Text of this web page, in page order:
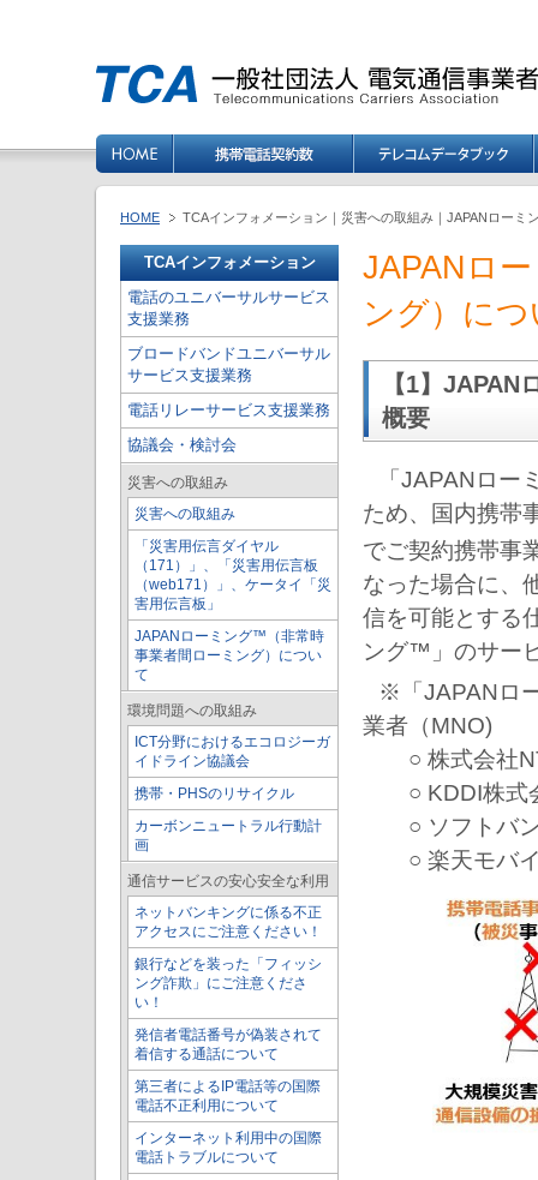
HOME TCAインフォメーション｜災害への取組み｜JAPANロー
JAPANロ
ング）に
【1】
概要
「JAPANロ
ため、国内携帯
でご契約携帯事
なった場合に、
信を可能とする
ング™」のサー
※「JAPANロ
業者（MNO)
○ 株式会社
○ KDDI株式会
○ ソフトバン
○ 楽天モバイ
TCAインフォメーション
電話のユニバーサルサービス
支援業務
ブロードバンドユニバーサル
サービス支援業務
電話リレーサービス支援業務
協議会・検討会
災害への取組み
災害への取組み
「災害用伝言ダイヤル
（171）」、「災害用伝言板
（web171）」、ケータイ「災
害用伝言板」
JAPANローミング™（非常時
事業者間ローミング）につい
て
環境問題への取組み
ICT分野におけるエコロジーガ
イドライン協議会
携帯・PHSのリサイクル
カーボンニュートラル行動計
画
通信サービスの安心安全な利用
ネットバンキングに係る不正
アクセスにご注意ください！
銀行などを装った「フィッシ
ング詐欺」にご注意くださ
い！
発信者電話番号が偽装されて
着信する通話について
第三者によるIP電話等の国際
電話不正利用について
インターネット利用中の国際
電話トラブルについて